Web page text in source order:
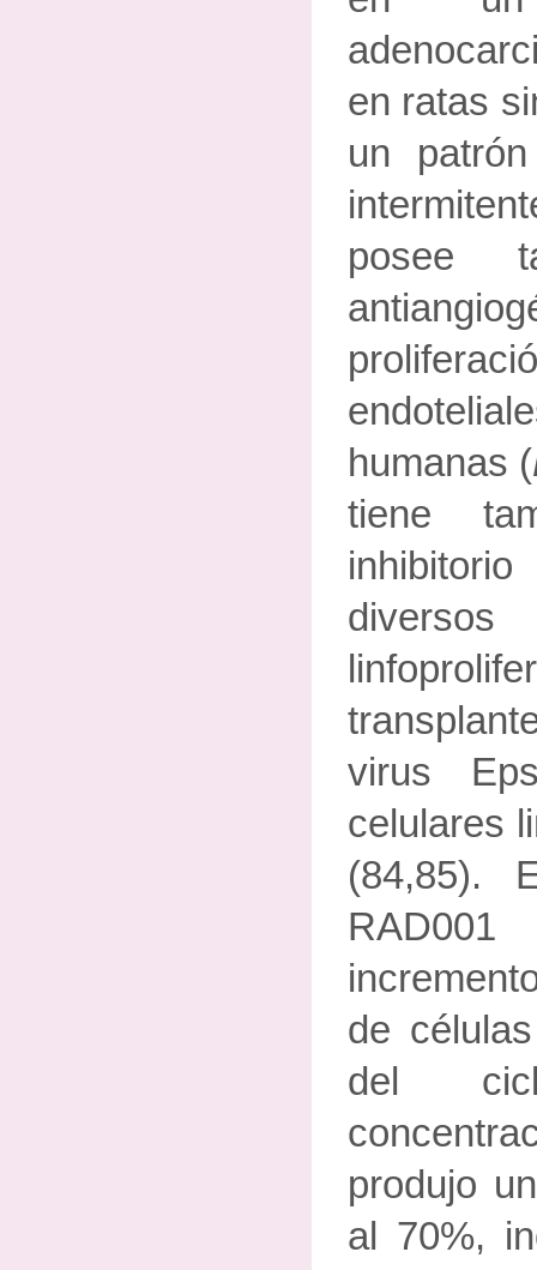
en ratas
un
posee
humanas (
tiene
virus
celulares
(84,85).
de
del
produjo
al 70%,